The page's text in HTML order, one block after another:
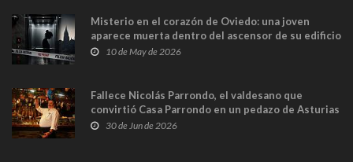
Misterio en el corazón de Oviedo: una joven
aparece muerta dentro del ascensor de su edificio
y las cámaras captan sus últimos minutos
10 de May de 2026
Fallece Nicolás Parrondo, el valdesano que
convirtió Casa Parrondo en un pedazo de Asturias
en Madrid
30 de Jun de 2026